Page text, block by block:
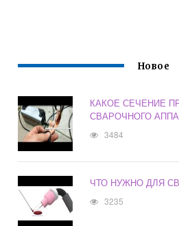
Новое
КАКОЕ СЕЧЕНИЕ
СВАРОЧНОГО
3484
ЧТО НУЖНО ДЛЯ
3235